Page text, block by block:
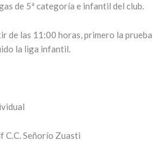
de 5ª categoría e infantil del club.
de las 11:00 horas, primero la prueba
la liga infantil.
C.C. Señorío Zuasti